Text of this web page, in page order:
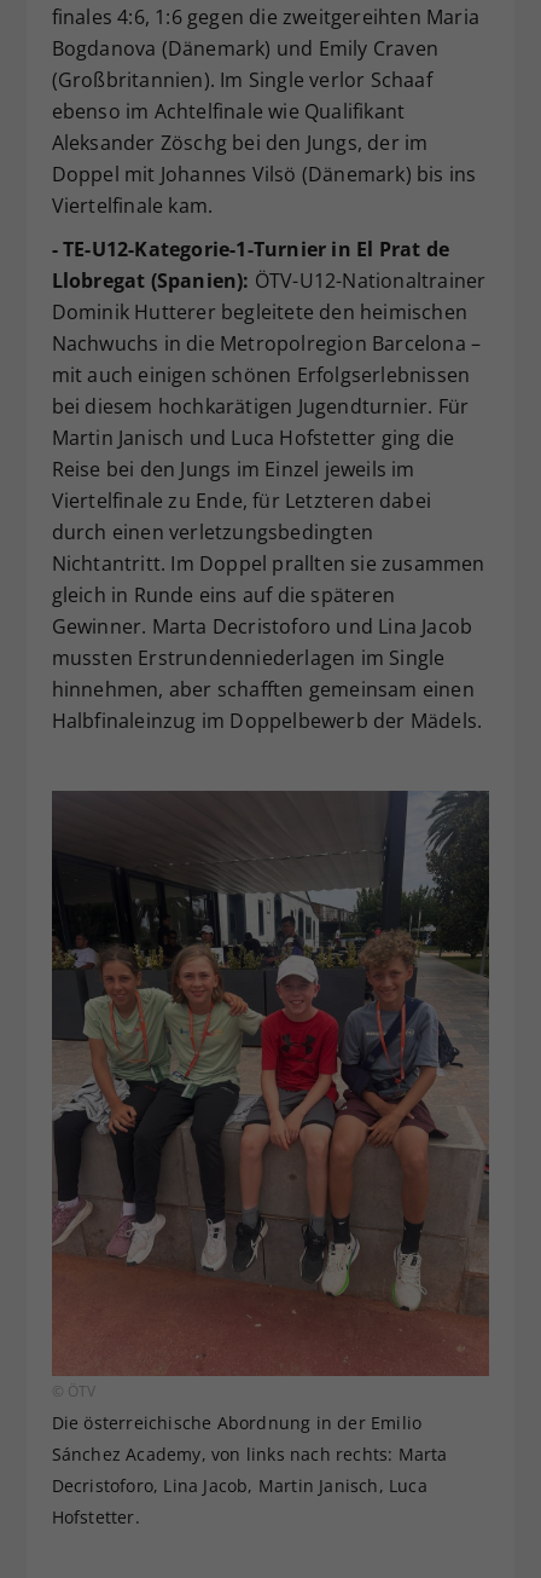
finales 4:6, 1:6 gegen die zweitgereihten Maria
Bogdanova (Dänemark) und Emily Craven
(Großbritannien). Im Single verlor Schaaf
ebenso im Achtelfinale wie Qualifikant
Aleksander Zöschg bei den Jungs, der im
Doppel mit Johannes Vilsö (Dänemark) bis ins
Viertelfinale kam.
- TE-U12-Kategorie-1-Turnier in El Prat de
Llobregat (Spanien): ÖTV-U12-Nationaltrainer
Dominik Hutterer begleitete den heimischen
Nachwuchs in die Metropolregion Barcelona –
mit auch einigen schönen Erfolgserlebnissen
bei diesem hochkarätigen Jugendturnier. Für
Martin Janisch und Luca Hofstetter ging die
Reise bei den Jungs im Einzel jeweils im
Viertelfinale zu Ende, für Letzteren dabei
durch einen verletzungsbedingten
Nichtantritt. Im Doppel prallten sie zusammen
gleich in Runde eins auf die späteren
Gewinner. Marta Decristoforo und Lina Jacob
mussten Erstrundenniederlagen im Single
hinnehmen, aber schafften gemeinsam einen
Halbfinaleinzug im Doppelbewerb der Mädels.
© ÖTV
Die österreichische Abordnung in der Emilio
Sánchez Academy, von links nach rechts: Marta
Decristoforo, Lina Jacob, Martin Janisch, Luca
Hofstetter.